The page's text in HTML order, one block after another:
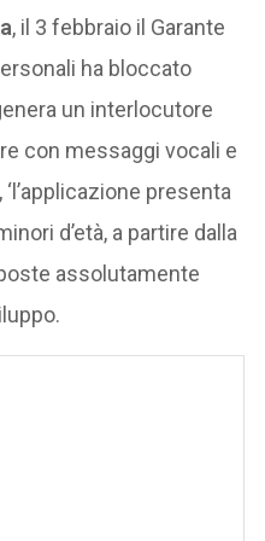
, il 3 febbraio il Garante
ha bloccato
un interlocutore
con messaggi vocali e
presenta
d’età, a partire dalla
assolutamente